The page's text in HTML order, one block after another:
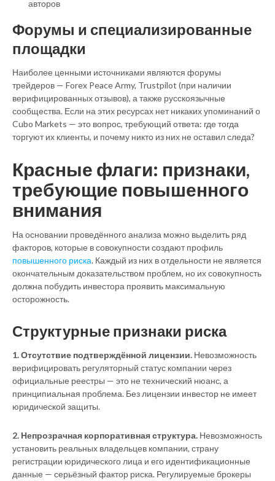
авторов
Форумы и специализированные
площадки
Наиболее ценными источниками являются форумы
трейдеров — Forex Peace Army, Trustpilot (при наличии
верифицированных отзывов), а также русскоязычные
сообщества. Если на этих ресурсах нет никаких упоминаний о
Cubo Markets — это вопрос, требующий ответа: где тогда
торгуют их клиенты, и почему никто из них не оставил следа?
Красные флаги: признаки,
требующие повышенного
внимания
На основании проведённого анализа можно выделить ряд
факторов, которые в совокупности создают профиль
повышенного риска. Каждый из них в отдельности не является
окончательным доказательством проблем, но их совокупность
должна побудить инвестора проявить максимальную
осторожность.
Структурные признаки риска
1. Отсутствие подтверждённой лицензии. Невозможность
верифицировать регуляторный статус компании через
официальные реестры — это не технический нюанс, а
принципиальная проблема. Без лицензии инвестор не имеет
юридической защиты.
2. Непрозрачная корпоративная структура. Невозможность
установить реальных владельцев компании, страну
регистрации юридического лица и его идентификационные
данные — серьёзный фактор риска. Регулируемые брокеры